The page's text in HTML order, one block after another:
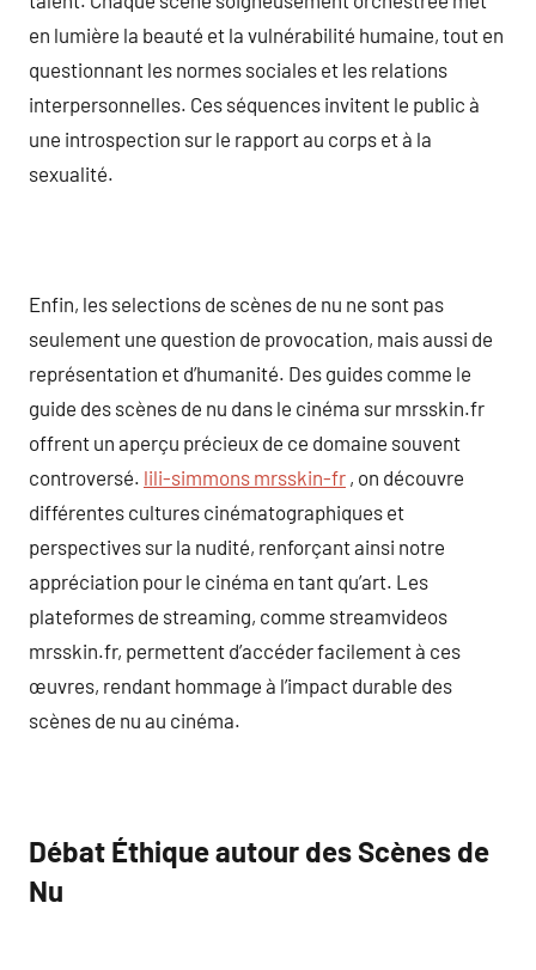
en lumière la beauté et la vulnérabilité humaine, tout en
questionnant les normes sociales et les relations
interpersonnelles. Ces séquences invitent le public à
une introspection sur le rapport au corps et à la
sexualité.
Enfin, les selections de scènes de nu ne sont pas
seulement une question de provocation, mais aussi de
représentation et d’humanité. Des guides comme le
guide des scènes de nu dans le cinéma sur mrsskin.fr
offrent un aperçu précieux de ce domaine souvent
controversé. lili-simmons mrsskin-fr , on découvre
différentes cultures cinématographiques et
perspectives sur la nudité, renforçant ainsi notre
appréciation pour le cinéma en tant qu’art. Les
plateformes de streaming, comme streamvideos
mrsskin.fr, permettent d’accéder facilement à ces
œuvres, rendant hommage à l’impact durable des
scènes de nu au cinéma.
Débat Éthique autour des Scènes de
Nu